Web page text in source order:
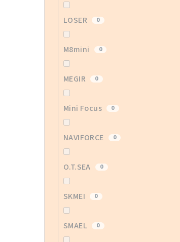
LOSER 0
M8mini 0
MEGIR 0
Mini Focus 0
NAVIFORCE 0
O.T.SEA 0
SKMEI 0
SMAEL 0